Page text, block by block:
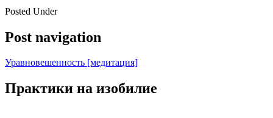
Posted Under
Post navigation
Уравновешенность [медитация]
Практики на изобилие